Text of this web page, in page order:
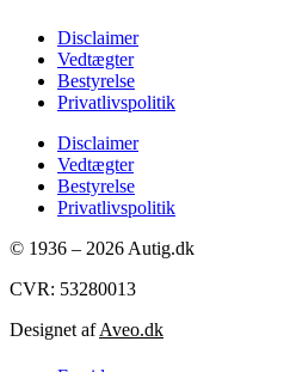
Disclaimer
Vedtægter
Bestyrelse
Privatlivspolitik
Disclaimer
Vedtægter
Bestyrelse
Privatlivspolitik
© 1936 – 2026 Autig.dk
CVR: 53280013
Designet afAveo.dk